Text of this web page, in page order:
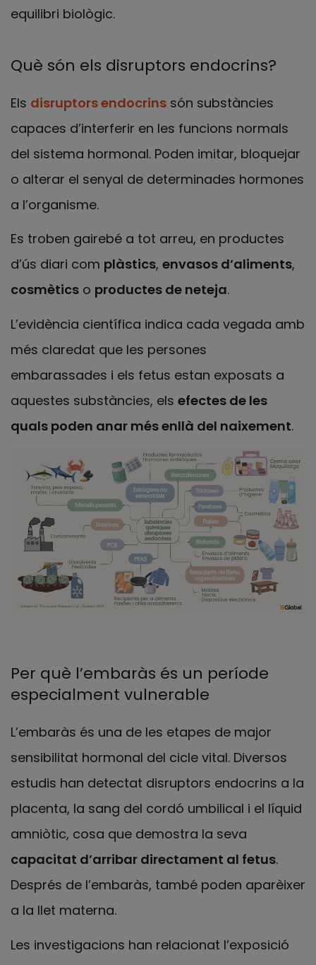
equilibri biològic.
Què són els disruptors endocrins?
Els disruptors endocrins són substàncies
capaces d’interferir en les funcions normals
del sistema hormonal. Poden imitar, bloquejar
o alterar el senyal de determinades hormones
a l’organisme.
Es troben gairebé a tot arreu, en productes
d’ús diari com plàstics, envasos d’aliments,
cosmètics o productes de neteja.
L’evidència científica indica cada vegada amb
més claredat que les persones
embarassades i els fetus estan exposats a
aquestes substàncies, els efectes de les
quals poden anar més enllà del naixement.
Per què l’embaràs és un període
especialment vulnerable
L’embaràs és una de les etapes de major
sensibilitat hormonal del cicle vital. Diversos
estudis han detectat disruptors endocrins a la
placenta, la sang del cordó umbilical i el líquid
amniòtic, cosa que demostra la seva
capacitat d’arribar directament al fetus.
Després de l’embaràs, també poden aparèixer
a la llet materna.
Les investigacions han relacionat l’exposició